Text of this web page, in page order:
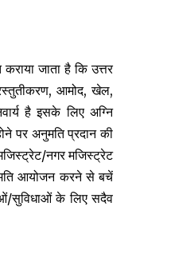
जाता है कि उत्तर
आमोद, खेल,
है इसके लिए अग्नि
पर अनुमति प्रदान की
नगर मजिस्ट्रेट
आयोजन करने से बचें
सुविधाओं के लिए सदैव